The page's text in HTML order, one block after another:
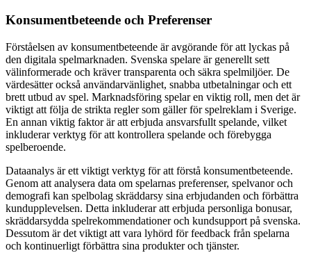
Konsumentbeteende och Preferenser
Förståelsen av konsumentbeteende är avgörande för att lyckas på
den digitala spelmarknaden. Svenska spelare är generellt sett
välinformerade och kräver transparenta och säkra spelmiljöer. De
värdesätter också användarvänlighet, snabba utbetalningar och ett
brett utbud av spel. Marknadsföring spelar en viktig roll, men det är
viktigt att följa de strikta regler som gäller för spelreklam i Sverige.
En annan viktig faktor är att erbjuda ansvarsfullt spelande, vilket
inkluderar verktyg för att kontrollera spelande och förebygga
spelberoende.
Dataanalys är ett viktigt verktyg för att förstå konsumentbeteende.
Genom att analysera data om spelarnas preferenser, spelvanor och
demografi kan spelbolag skräddarsy sina erbjudanden och förbättra
kundupplevelsen. Detta inkluderar att erbjuda personliga bonusar,
skräddarsydda spelrekommendationer och kundsupport på svenska.
Dessutom är det viktigt att vara lyhörd för feedback från spelarna
och kontinuerligt förbättra sina produkter och tjänster.